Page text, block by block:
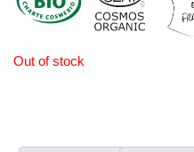
Out of stock